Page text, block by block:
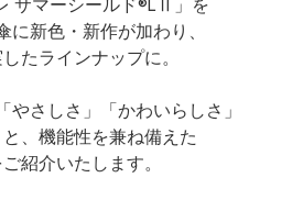
サマーシールド®LⅡ」を
に新色・新作が加わり、
たラインナップに。
やさしさ」「かわいらしさ」
と、機能性を兼ね備えた
紹介いたします。